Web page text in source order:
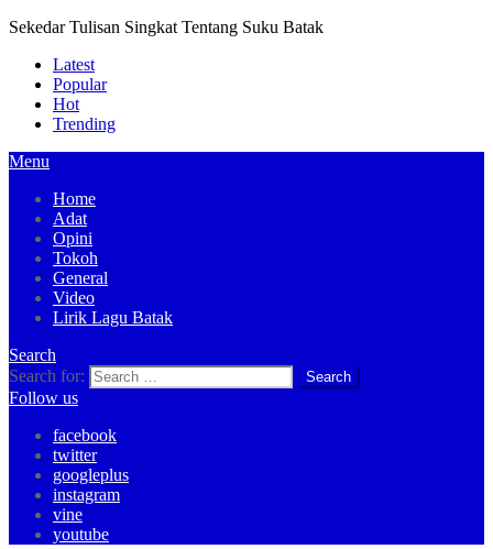
Sekedar Tulisan Singkat Tentang Suku Batak
Latest
Popular
Hot
Trending
Menu
Home
Adat
Opini
Tokoh
General
Video
Lirik Lagu Batak
Search
Search for:
Follow us
facebook
twitter
googleplus
instagram
vine
youtube